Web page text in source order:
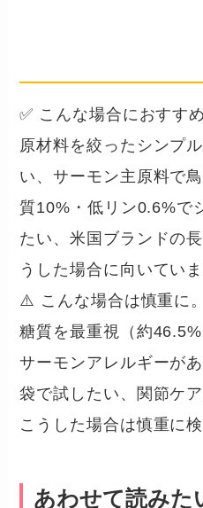
✅ こんな場合におすすめ
原材料を絞ったシンプ
い、サーモン主原料で
質10%・低リン0.6%で
たい、米国ブランドの
うした場合に向いていま
⚠️ こんな場合は慎重に。
糖質を最重視（約
サーモンアレルギーが
袋で試したい、関節ケ
こうした場合は慎重に
あわせて読みた